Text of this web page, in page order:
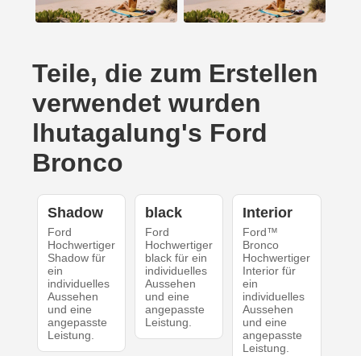
Teile, die zum Erstellen
verwendet wurden
lhutagalung's Ford
Bronco
Shadow
Ford
Hochwertiger
Shadow für
ein
individuelles
Aussehen
und eine
angepasste
Leistung.
black
Ford
Hochwertiger
black für ein
individuelles
Aussehen
und eine
angepasste
Leistung.
Interior
Ford™
Bronco
Hochwertiger
Interior für
ein
individuelles
Aussehen
und eine
angepasste
Leistung.